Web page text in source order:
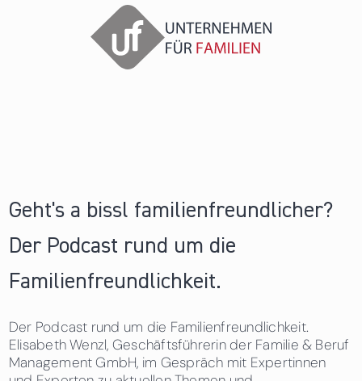
Geht's a bissl familienfreundlicher?
Der Podcast rund um die
Familienfreundlichkeit.
Der Podcast rund um die Familienfreundlichkeit.
Elisabeth Wenzl, Geschäftsführerin der Familie & Beruf
Management GmbH, im Gespräch mit Expertinnen